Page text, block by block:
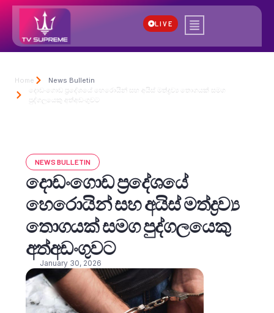
LIVE
Home
News Bulletin
දොඩංගොඩ ප්‍රදේශයේ හෙරොයින් සහ අයිස් මත්ද්‍රව්‍ය තොගයක් සමග
පුද්ගලයෙකු අත්අඩංගුවට
NEWS BULLETIN
දොඩංගොඩ ප්‍රදේශයේ
හෙරොයින් සහ අයිස් මත්ද්‍රව්‍ය
තොගයක් සමග පුද්ගලයෙකු
අත්අඩංගුවට
January 30, 2026